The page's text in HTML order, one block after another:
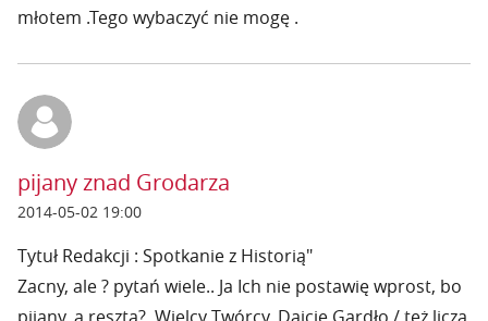
młotem .Tego wybaczyć nie mogę .
pijany znad Grodarza
2014-05-02 19:00
Tytuł Redakcji : Spotkanie z Historią"
Zacny, ale ? pytań wiele.. Ja Ich nie postawię wprost, bo